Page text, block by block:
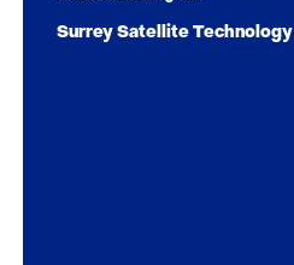
Surrey Satellite Technology